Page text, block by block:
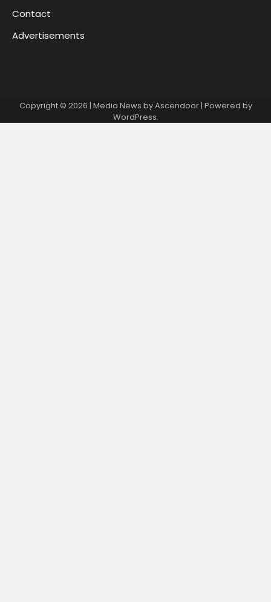
Contact
Advertisements
Copyright © 2026 | Media News byAscendoor| Powered by
WordPress.